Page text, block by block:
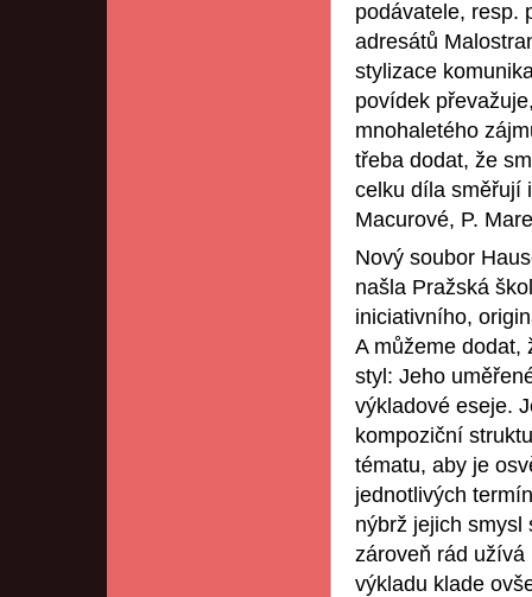
podávatele, resp.
adresátů
stylizace
povídek
mnohaletého
třeba dodat, že
celku díla směřují
Macurové, P.
Nový soubor
našla Pražská
iniciativního,
A můžeme dodat,
styl: Jeho
výkladové eseje.
kompoziční
tématu, aby je
jednotlivých
nýbrž jejich smysl
zároveň rád užívá
výkladu klade